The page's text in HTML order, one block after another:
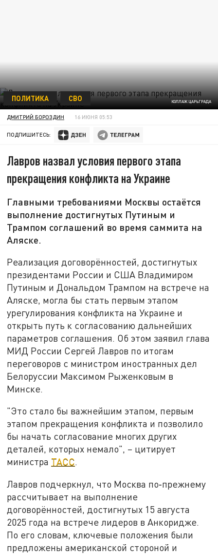
КОЛЛАЖ ЦАРЬГРАДА
ПОЛИТИКА СВО
ДМИТРИЙ БОРОЗДИН 16 ИЮНЯ 05:53
ПОДПИШИТЕСЬ:
Лавров назвал условия первого этапа
прекращения конфликта на Украине
Главными требованиями Москвы остаётся
выполнение достигнутых Путиным и
Трампом соглашений во время саммита на
Аляске.
Реализация договорённостей, достигнутых
президентами России и США Владимиром
Путиным и Дональдом Трампом на встрече на
Аляске, могла бы стать первым этапом
урегулирования конфликта на Украине и
открыть путь к согласованию дальнейших
параметров соглашения. Об этом заявил глава
МИД России Сергей Лавров по итогам
переговоров с министром иностранных дел
Белоруссии Максимом Рыженковым в
Минске.
"Это стало бы важнейшим этапом, первым
этапом прекращения конфликта и позволило
бы начать согласование многих других
деталей, которых немало", – цитирует
министра ТАСС.
Лавров подчеркнул, что Москва по‑прежнему
рассчитывает на выполнение
договорённостей, достигнутых 15 августа
2025 года на встрече лидеров в Анкоридже.
По его словам, ключевые положения были
предложены американской стороной и